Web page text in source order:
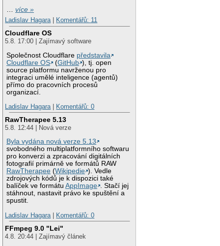
…více »
Ladislav Hagara| Komentářů: 11
Cloudflare OS
5.8. 17:00 | Zajímavý software
Společnost Cloudflare představila
Cloudflare OS
(GitHub ), tj. open
source platformu navrženou pro
integraci umělé inteligence (agentů)
přímo do pracovních procesů
organizací.
Ladislav Hagara| Komentářů: 0
RawTherapee 5.13
5.8. 12:44 | Nová verze
Byla vydána nová verze 5.13
svobodného multiplatformního softwaru
pro konverzi a zpracování digitálních
fotografií primárně ve formátů RAW
RawTherapee (Wikipedie ). Vedle
zdrojových kódů je k dispozici také
balíček ve formátuAppImage . Stačí jej
stáhnout, nastavit právo ke spuštění a
spustit.
Ladislav Hagara| Komentářů: 0
FFmpeg 9.0 "Lei"
4.8. 20:44 | Zajímavý článek